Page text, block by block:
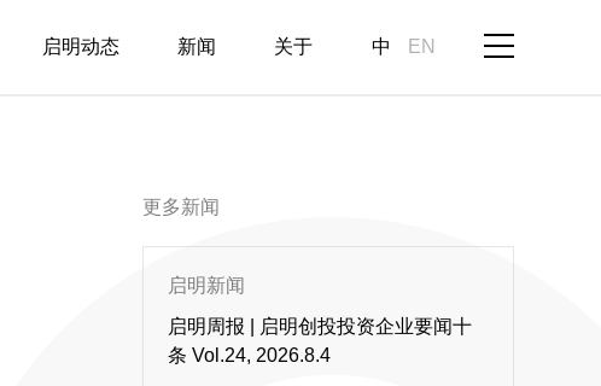
中 EN
启明动态 新闻 关于
更多新闻
启明新闻
启明周报 | 启明创投投资企业要闻十
条 Vol.24, 2026.8.4